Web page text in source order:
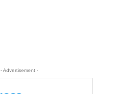
- Advertisement -